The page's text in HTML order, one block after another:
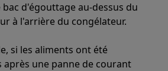
bac d'égouttage au-dessus du
à l'arrière du congélateur.
si les aliments ont été
après une panne de courant